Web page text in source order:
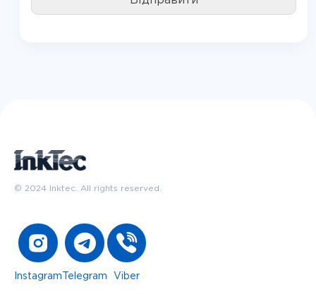
© 2024 Inktec. All rights reserved.
Instagram Telegram Viber